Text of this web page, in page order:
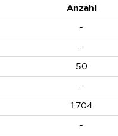
Anzahl
-
-
50
-
1.704
-